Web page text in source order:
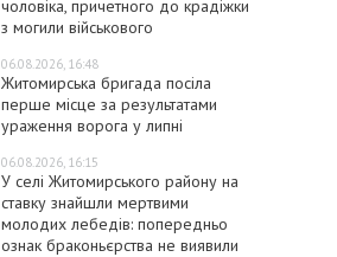
чоловіка, причетного до крадіжки
з могили військового
06.08.2026, 16:48
Житомирська бригада посіла
перше місце за результатами
ураження ворога у липні
06.08.2026, 16:15
У селі Житомирського району на
ставку знайшли мертвими
молодих лебедів: попередньо
ознак браконьєрства не виявили